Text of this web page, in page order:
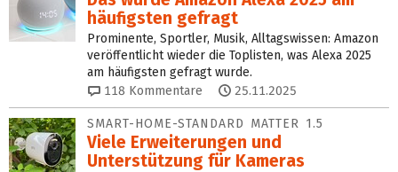
häufigsten gefragt
Prominente, Sportler, Musik, Alltagswissen: Amazon
veröffentlicht wieder die Toplisten, was Alexa 2025
am häufigsten gefragt wurde.
118 Kommentare 25.11.2025
SMART-HOME-STANDARD MATTER 1.5
Viele Erweiterungen und
Unterstützung für Kameras